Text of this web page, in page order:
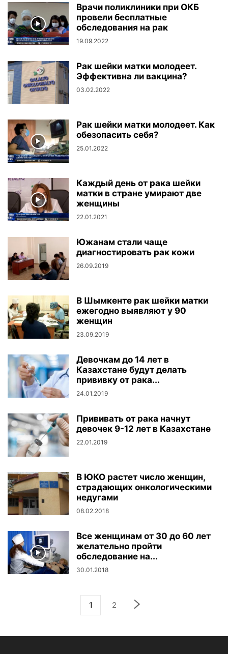
Врачи поликлиники при ОКБ
провели бесплатные
обследования на рак
19.09.2022
Рак шейки матки молодеет.
Эффективна ли вакцина?
03.02.2022
Рак шейки матки молодеет. Как
обезопасить себя?
25.01.2022
Каждый день от рака шейки
матки в стране умирают две
женщины
22.01.2021
Южанам стали чаще
диагностировать рак кожи
26.09.2019
В Шымкенте рак шейки матки
ежегодно выявляют у 90
женщин
23.09.2019
Девочкам до 14 лет в
Казахстане будут делать
прививку от рака...
24.01.2019
Прививать от рака начнут
девочек 9-12 лет в Казахстане
22.01.2019
В ЮКО растет число женщин,
страдающих онкологическими
недугами
08.02.2018
Все женщинам от 30 до 60 лет
желательно пройти
обследование на...
30.01.2018
1 2